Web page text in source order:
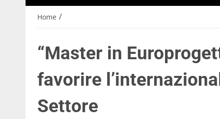
Home /
“Master in
favorire
Settore